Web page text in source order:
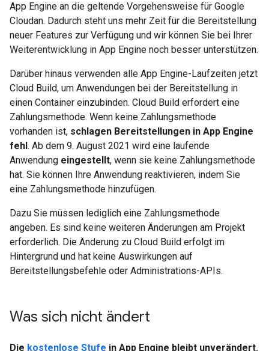
App Engine an die geltende Vorgehensweise für Google
Cloudan. Dadurch steht uns mehr Zeit für die Bereitstellung
neuer Features zur Verfügung und wir können Sie bei Ihrer
Weiterentwicklung in App Engine noch besser unterstützen.
Darüber hinaus verwenden alle App Engine-Laufzeiten jetzt
Cloud Build, um Anwendungen bei der Bereitstellung in
einen Container einzubinden. Cloud Build erfordert eine
Zahlungsmethode. Wenn keine Zahlungsmethode
vorhanden ist, schlagen Bereitstellungen in App Engine
fehl. Ab dem 9. August 2021 wird eine laufende
Anwendung eingestellt, wenn sie keine Zahlungsmethode
hat. Sie können Ihre Anwendung reaktivieren, indem Sie
eine Zahlungsmethode hinzufügen.
Dazu Sie müssen lediglich eine Zahlungsmethode
angeben. Es sind keine weiteren Änderungen am Projekt
erforderlich. Die Änderung zu Cloud Build erfolgt im
Hintergrund und hat keine Auswirkungen auf
Bereitstellungsbefehle oder Administrations-APIs.
Was sich nicht ändert
Die kostenlose Stufe in App Engine bleibt unverändert.